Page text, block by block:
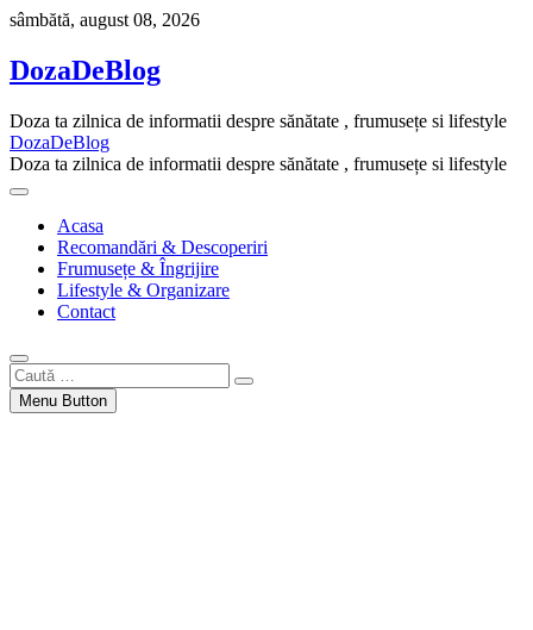
Skip
content
sâmbătă, august 08, 2026
DozaDeBlog
Doza ta zilnica de informatii despre sănătate , frumusețe si lifestyle
DozaDeBlog
Doza ta zilnica de informatii despre sănătate , frumusețe si lifestyle
Acasa
Recomandări & Descoperiri
Frumusețe & Îngrijire
Lifestyle & Organizare
Contact
Caută
…Menu Button